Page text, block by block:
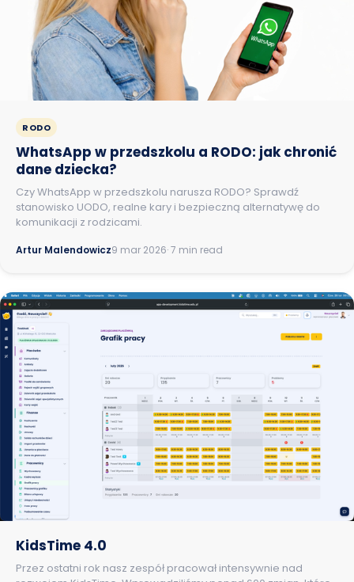
RODO
WhatsApp w przedszkolu a RODO: jak chronić
dane dziecka?
Czy WhatsApp w przedszkolu narusza RODO? Sprawdź
stanowisko UODO, realne kary i bezpieczną alternatywę do
komunikacji z rodzicami.
Artur Malendowicz9 mar 2026· 7 min read
KidsTime 4.0
Przez ostatni rok nasz zespół pracował intensywnie nad